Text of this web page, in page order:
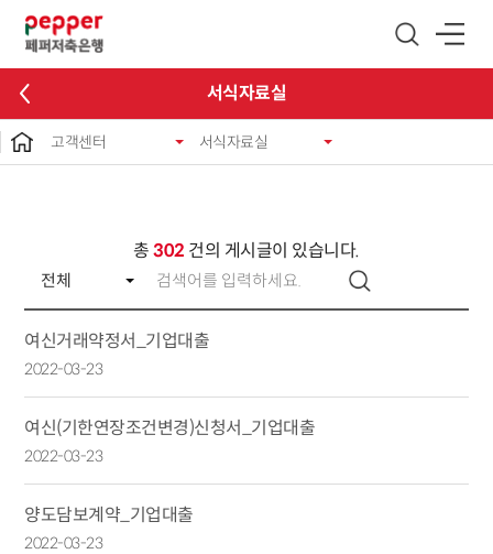
서식자료실
고객센터 서식자료실
총302 건의 게시글이 있습니다.
여신거래약정서_기업대출
2022-03-23
여신(기한연장조건변경)신청서_기업대출
2022-03-23
양도담보계약_기업대출
2022-03-23